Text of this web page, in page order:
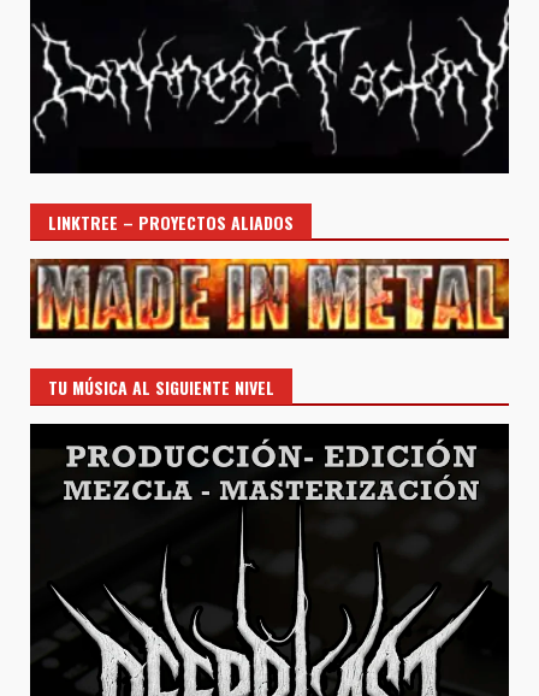
LINKTREE – PROYECTOS ALIADOS
TU MÚSICA AL SIGUIENTE NIVEL